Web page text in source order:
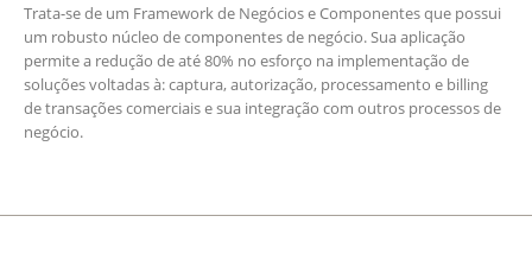
Trata-se de um Framework de Negócios e Componentes que possui
um robusto núcleo de componentes de negócio. Sua aplicação
permite a redução de até 80% no esforço na implementação de
soluções voltadas à: captura, autorização, processamento e billing
de transações comerciais e sua integração com outros processos de
negócio.